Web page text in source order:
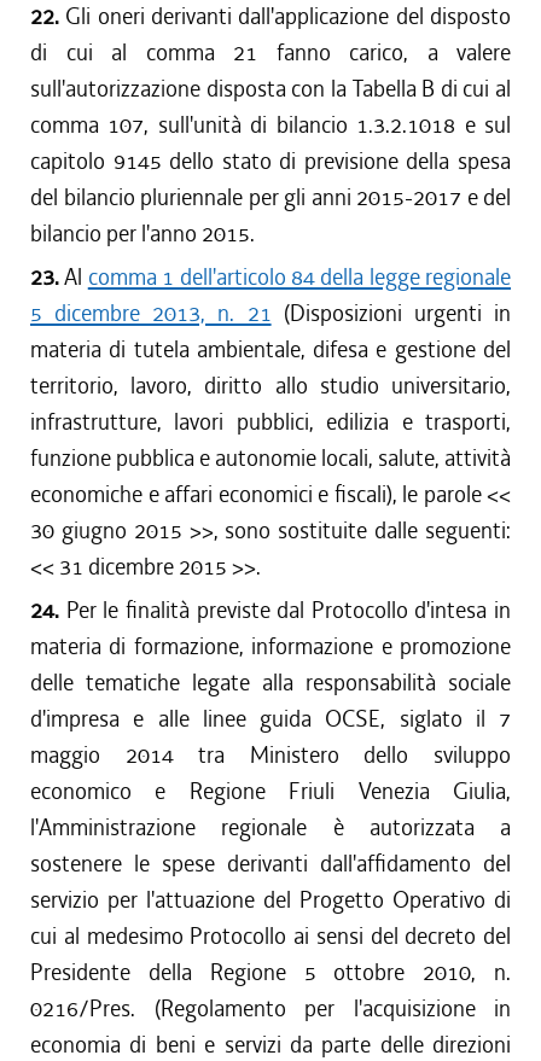
22. Gli oneri derivanti dall'applicazione del disposto
di cui al comma 21 fanno carico, a valere
sull'autorizzazione disposta con la Tabella B di cui al
comma 107, sull'unità di bilancio 1.3.2.1018 e sul
capitolo 9145 dello stato di previsione della spesa
del bilancio pluriennale per gli anni 2015-2017 e del
bilancio per l'anno 2015.
23.Al comma 1 dell'articolo 84 della legge regionale
5 dicembre 2013, n. 21 (Disposizioni urgenti in
materia di tutela ambientale, difesa e gestione del
territorio, lavoro, diritto allo studio universitario,
infrastrutture, lavori pubblici, edilizia e trasporti,
funzione pubblica e autonomie locali, salute, attività
economiche e affari economici e fiscali), le parole <<
30 giugno 2015 >>, sono sostituite dalle seguenti:
<< 31 dicembre 2015 >>.
24. Per le finalità previste dal Protocollo d'intesa in
materia di formazione, informazione e promozione
delle tematiche legate alla responsabilità sociale
d'impresa e alle linee guida OCSE, siglato il 7
maggio 2014 tra Ministero dello sviluppo
economico e Regione Friuli Venezia Giulia,
l'Amministrazione regionale è autorizzata a
sostenere le spese derivanti dall'affidamento del
servizio per l'attuazione del Progetto Operativo di
cui al medesimo Protocollo ai sensi del decreto del
Presidente della Regione 5 ottobre 2010, n.
0216/Pres. (Regolamento per l'acquisizione in
economia di beni e servizi da parte delle direzioni